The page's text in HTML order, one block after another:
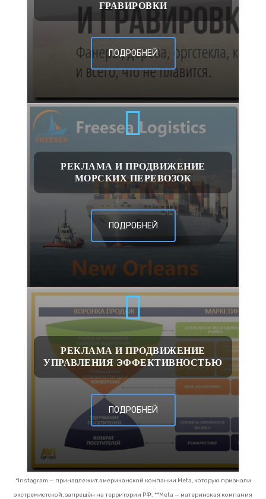
ГРАВИРОВКИ
ПОДРОБНЕЙ
РЕКЛАМА И ПРОДВИЖЕНИЕ
МОРСКИХ ПЕРЕВОЗОК
ПОДРОБНЕЙ
РЕКЛАМА И ПРОДВИЖЕНИЕ
УПРАВЛЕНИЯ ЭФФЕКТИВНОСТЬЮ
ПОДРОБНЕЙ
*Instagram — принадлежит американской компании Meta, которую признали
экстремистской, запрещён на территории РФ. **Meta — материнская компания